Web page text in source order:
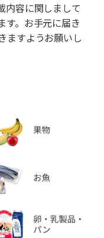
内容に関しまして
す。お手元に届き
ますようお願いし